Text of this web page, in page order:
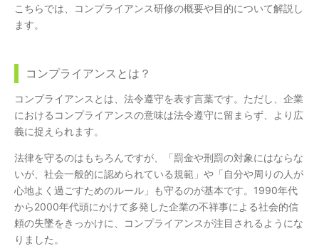
こちらでは、コンプライアンス研修の概要や目的について解説し
ます。
コンプライアンスとは？
コンプライアンスとは、法令遵守を表す言葉です。ただし、企業
におけるコンプライアンスの意味は法令遵守に留まらず、より広
義に捉えられます。
法律を守るのはもちろんですが、「罰金や刑罰の対象にはならな
いが、社会一般的に認められている規範」や「自分や周りの人が
心地よく過ごすためのルール」も守るのが基本です。1990年代
から2000年代頭にかけて多発した企業の不祥事による社会的信
頼の失墜をきっかけに、コンプライアンスが注目されるようにな
りました。